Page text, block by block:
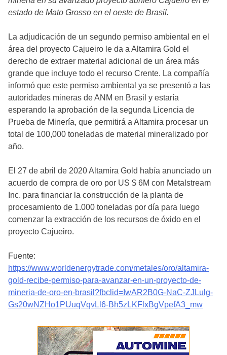
estado de Mato Grosso en el oeste de Brasil.
La adjudicación de un segundo permiso ambiental en el
área del proyecto Cajueiro le da a Altamira Gold el
derecho de extraer material adicional de un área más
grande que incluye todo el recurso Crente. La compañía
informó que este permiso ambiental ya se presentó a las
autoridades mineras de ANM en Brasil y estaría
esperando la aprobación de la segunda Licencia de
Prueba de Minería, que permitirá a Altamira procesar un
total de 100,000 toneladas de material mineralizado por
año.
El 27 de abril de 2020 Altamira Gold había anunciado un
acuerdo de compra de oro por US $ 6M con Metalstream
Inc. para financiar la construcción de la planta de
procesamiento de 1.000 toneladas por día para luego
comenzar la extracción de los recursos de óxido en el
proyecto Cajueiro.
Fuente:
https://www.worldenergytrade.com/metales/oro/altamira-
gold-recibe-permiso-para-avanzar-en-un-proyecto-de-
mineria-de-oro-en-brasil?fbclid=IwAR2B0G-NaC-ZJLulg-
Gs20wNZHo1PUuqVqvLl6-Bh5zLKFlxBgVpefA3_mw